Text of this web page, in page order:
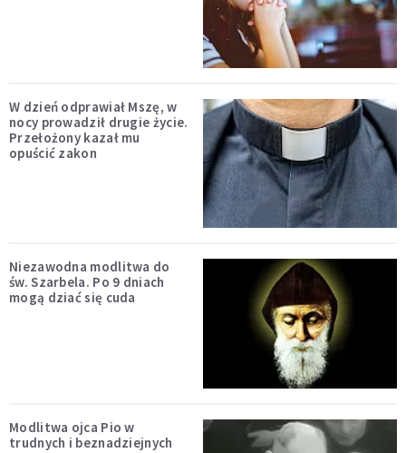
W dzień odprawiał Mszę, w
nocy prowadził drugie życie.
Przełożony kazał mu
opuścić zakon
Niezawodna modlitwa do
św. Szarbela. Po 9 dniach
mogą dziać się cuda
Modlitwa ojca Pio w
trudnych i beznadziejnych